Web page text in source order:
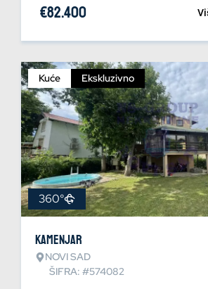
€82.400
Kuće Ekskluzivno
360°
Kamenjar
NOVI SAD
ŠIFRA: #574082